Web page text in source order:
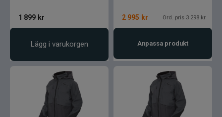
1 899 kr
Lägg i varukorgen
2 995 kr Ord. pris 3 298 kr
Anpassa produkt